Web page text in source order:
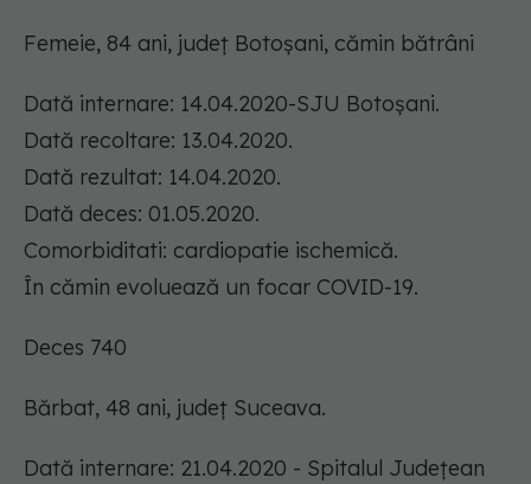
Femeie, 84 ani, județ Botoșani, cămin bătrâni
Dată internare: 14.04.2020-SJU Botoșani.
Dată recoltare: 13.04.2020.
Dată rezultat: 14.04.2020.
Dată deces: 01.05.2020.
Comorbiditati: cardiopatie ischemică.
În cămin evoluează un focar COVID-19.
Deces 740
Bărbat, 48 ani, județ Suceava.
Dată internare: 21.04.2020 - Spitalul Județean